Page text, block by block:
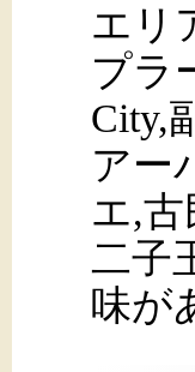
エリ
プラ
City,
アー
エ,
二子
味が